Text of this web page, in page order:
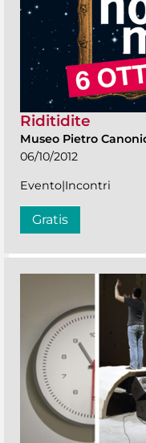
Riditidite
Museo Pietro
06/10/2012
Evento|Incontri
Gratis